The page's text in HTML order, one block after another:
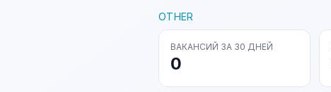
OTHER
ВАКАНСИЙ ЗА 30 ДНЕЙ
0